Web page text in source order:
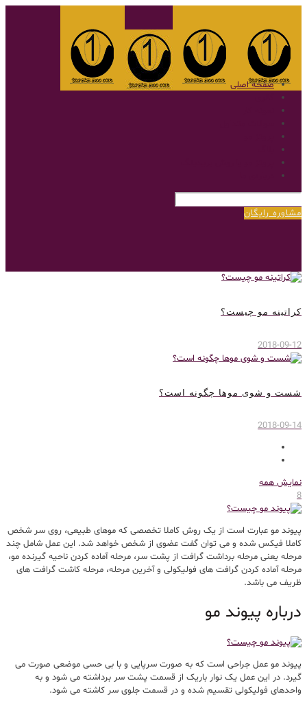
صفحه اصلی
مشاوره رایگان
کراتینه مو چیست؟
2018-09-12
شست و شوی موها چگونه است؟
2018-09-14
نمایش همه
8
پیوند مو عبارت است از یک روش کاملا تخصصی که موهای طبیعی، روی سر شخص
کاملا فیکس شده و می توان گفت عضوی از شخص خواهد شد. این عمل شامل چند
مرحله یعنی مرحله برداشت گرافت از پشت سر، مرحله آماده کردن ناحیه گیرنده مو،
مرحله آماده کردن گرافت های فولیکولی و آخرین مرحله، مرحله کاشت گرافت های
ظریف می باشد.
درباره پیوند مو
پیوند مو عمل جراحی است که به صورت سرپایی و با بی حسی موضعی صورت می
گیرد. در این عمل یک نوار باریک از قسمت پشت سر برداشته می شود و به
واحدهای فولیکولی تقسیم شده و در قسمت جلوی سر کاشته می شود.